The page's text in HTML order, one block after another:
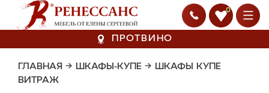
0
ПРОТВИНО
ГЛАВНАЯ → ШКАФЫ-КУПЕ → ШКАФЫ КУПЕ
ВИТРАЖ